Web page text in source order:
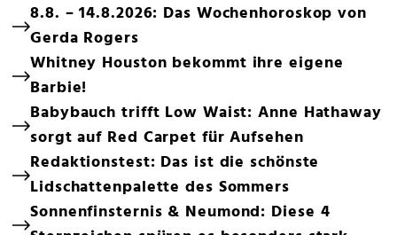
8.8. – 14.8.2026: Das Wochenhoroskop von
Gerda Rogers
Whitney Houston bekommt ihre eigene
Barbie!
Babybauch trifft Low Waist: Anne Hathaway
sorgt auf Red Carpet für Aufsehen
Redaktionstest: Das ist die schönste
Lidschattenpalette des Sommers
Sonnenfinsternis & Neumond: Diese 4